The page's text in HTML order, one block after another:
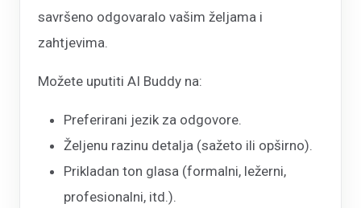
savršeno odgovaralo vašim željama i
zahtjevima.
Možete uputiti AI Buddy na:
Preferirani jezik za odgovore.
Željenu razinu detalja (sažeto ili opširno).
Prikladan ton glasa (formalni, ležerni,
profesionalni, itd.).